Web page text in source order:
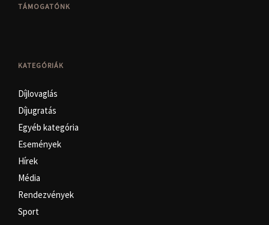
TÁMOGATÓNK
KATEGÓRIÁK
Díjlovaglás
Díjugratás
Egyéb kategória
Események
Hírek
Média
Rendezvények
Sport